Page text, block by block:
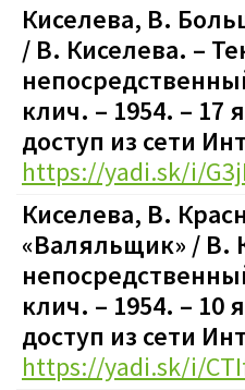
Киселева, В.
/ В. Киселева. –
клич. – 1954. – 17
доступ из сети
https://yadi.sk/i/
Киселева, В.
«Валяльщик» / В.
клич. – 1954. – 10
доступ из сети
https://yadi.sk/i/